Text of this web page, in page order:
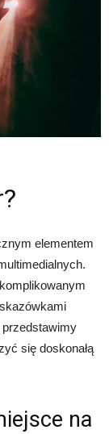
elementem
się doskonałą
na